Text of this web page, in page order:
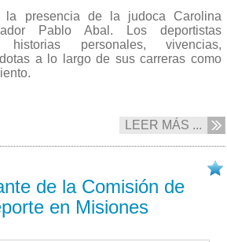
la presencia de la judoca Carolina
Pablo Abal. Los deportistas
personales, vivencias,
a lo largo de sus carreras como
LEER MÁS ...
de la Comisión de
en Misiones